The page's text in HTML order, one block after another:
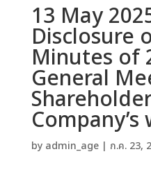
13 May
Disclosure
Minutes of
General
by admin_age| ก.ค. 23,